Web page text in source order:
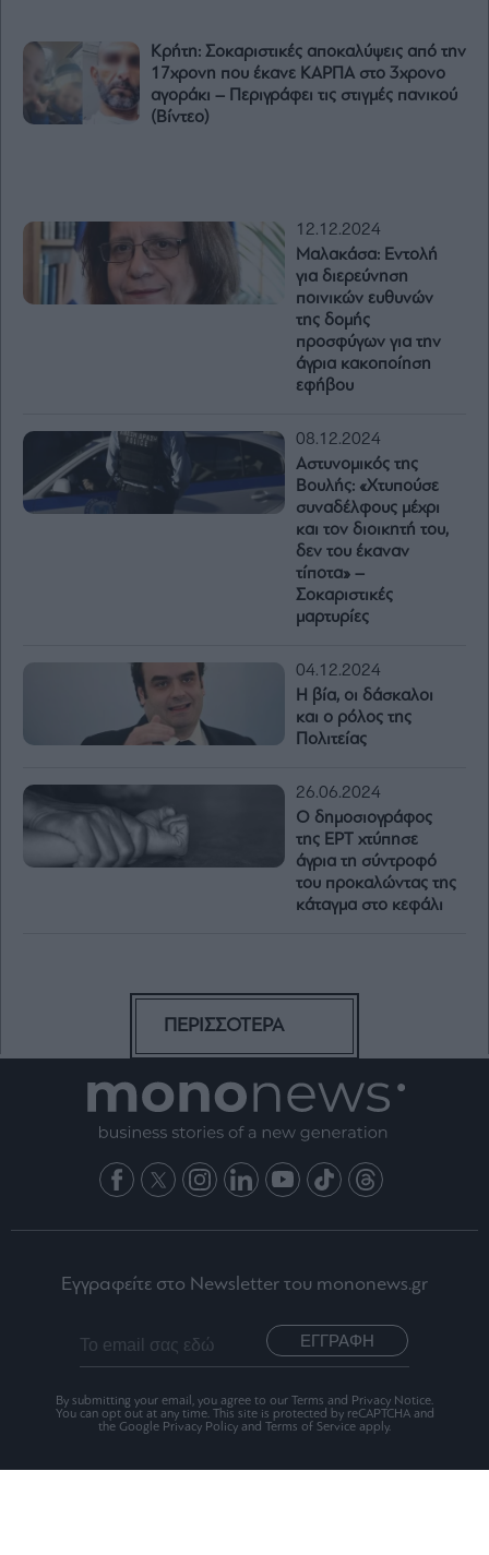
Κρήτη: Σοκαριστικές αποκαλύψεις από την
17χρονη που έκανε ΚΑΡΠΑ στο 3χρονο
αγοράκι – Περιγράφει τις στιγμές πανικού
(Βίντεο)
12.12.2024
Μαλακάσα: Εντολή
για διερεύνηση
ποινικών ευθυνών
της δομής
προσφύγων για την
άγρια κακοποίηση
εφήβου
08.12.2024
Αστυνομικός της
Βουλής: «Χτυπούσε
συναδέλφους μέχρι
και τον διοικητή του,
δεν του έκαναν
τίποτα» –
Σοκαριστικές
μαρτυρίες
04.12.2024
Η βία, οι δάσκαλοι
και ο ρόλος της
Πολιτείας
26.06.2024
O δημοσιογράφος
της ΕΡΤ χτύπησε
άγρια τη σύντροφό
του προκαλώντας της
κάταγμα στο κεφάλι
ΠΕΡΙΣΣΟΤΕΡΑ
Εγγραφείτε στο Newsletter του mononews.gr
ΕΓΓΡΑΦΗ
By submitting your email, you agree to our Terms and Privacy Notice.
You can opt out at any time. This site is protected by reCAPTCHA and
the Google Privacy Policy and Terms of Service apply.